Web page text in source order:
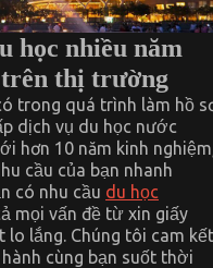
học nhiều năm
thị trường
trong quá trình làm hồ
dịch vụ du học nước
hơn 10 năm kinh
cầu của bạn nhanh
có nhu cầu du học
mọi vấn đề từ xin giấy
lắng. Chúng tôi cam kết
cùng bạn suốt thời